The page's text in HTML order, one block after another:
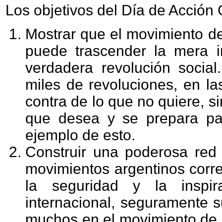
Los objetivos del Día de Acción
Mostrar que el movimiento
puede trascender la mera
verdadera revolución
miles de revoluciones, en
contra de lo que no quiere,
que desea y se prepara
ejemplo de esto.
Construir una poderosa
movimientos argentinos
la seguridad y la
internacional, seguramente